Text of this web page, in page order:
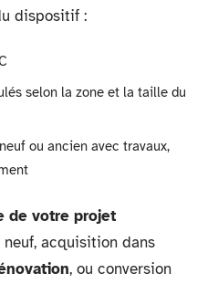
dispositif :
selon la zone et la taille du
ou ancien avec travaux,
de votre projet
acquisition dans
, ou conversion